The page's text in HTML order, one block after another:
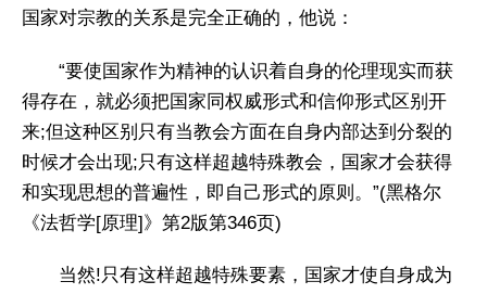
国家对宗教的关系是完全正确的，他说：
“要使国家作为精神的认识着自身的伦理现实而获
得存在，就必须把国家同权威形式和信仰形式区别开
来;但这种区别只有当教会方面在自身内部达到分裂的
时候才会出现;只有这样超越特殊教会，国家才会获得
和实现思想的普遍性，即自己形式的原则。”(黑格尔
《法哲学[原理]》第2版第346页)
当然!只有这样超越特殊要素，国家才使自身成为